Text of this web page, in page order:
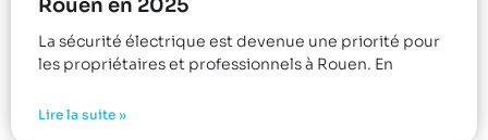
Rouen en 2025
La sécurité électrique est devenue une priorité pour
les propriétaires et professionnels à Rouen. En
Lire la suite »